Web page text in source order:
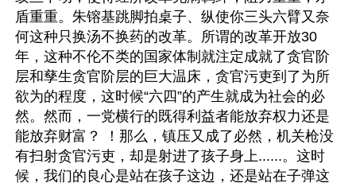
盾重重。朱镕基跳脚拍桌子、纵使你三头六臂又奈
何这种只换汤不换药的改革。所谓的改革开放30
年，这种不伦不类的国家体制就注定成就了贪官阶
层和孳生贪官阶层的巨大温床，贪官污吏到了为所
欲为的程度，这时候“六四”的产生就成为社会的必
然。然而，一党横行的既得利益者能放弃权力还是
能放弃财富？ ！那么，镇压又成了必然，机关枪没
有扫射贪官污吏，却是射进了孩子身上......。这时
候，我们的良心是站在孩子这边，还是站在子弹这